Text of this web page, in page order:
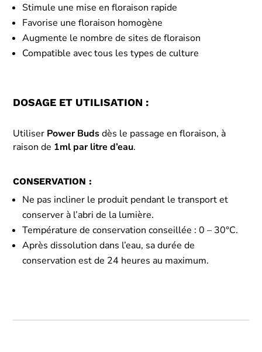
Stimule une mise en floraison rapide
Favorise une floraison homogène
Augmente le nombre de sites de floraison
Compatible avec tous les types de culture
DOSAGE ET UTILISATION :
Utiliser Power Budsdès le passage en floraison, à
raison de 1ml par litre d’eau.
CONSERVATION :
Ne pas incliner le produit pendant le transport et
conserver à l’abri de la lumière.
Température de conservation conseillée : 0 – 30°C.
Après dissolution dans l’eau, sa durée de
conservation est de 24 heures au maximum.